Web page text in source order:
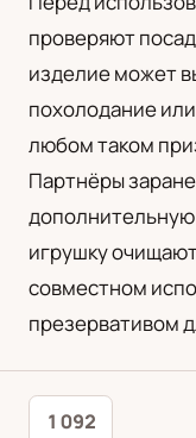
проверяют
изделие может
похолодание
любом таком
Партнёры
игрушку
совместном
презервативом
1 092